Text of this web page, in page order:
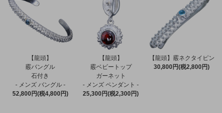
【龍頭】
霰バングル
石付き
- メンズ バングル -
52,800円(税4,800円)
【龍頭】
霰ベビートップ
ガーネット
- メンズ ペンダント -
25,300円(税2,300円)
【龍頭】霰ネクタイピン
30,800円(税2,800円)